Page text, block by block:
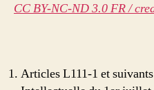
CC BY-NC-ND 3.0 FR /
Articles L111-1 et